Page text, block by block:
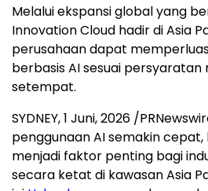
Melalui ekspansi global yang
Innovation Cloud hadir di Asia
perusahaan dapat
berbasis AI sesuai persyaratan
setempat.
SYDNEY,1 Juni, 2026 /
penggunaan AI semakin
menjadi faktor penting bagi
secara ketat di kawasan Asia